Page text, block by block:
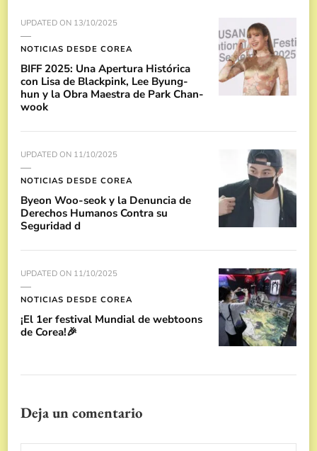
UPDATED ON 13/10/2025
NOTICIAS DESDE COREA
BIFF 2025: Una Apertura Histórica
con Lisa de Blackpink, Lee Byung-
hun y la Obra Maestra de Park Chan-
wook
UPDATED ON 11/10/2025
NOTICIAS DESDE COREA
Byeon Woo-seok y la Denuncia de
Derechos Humanos Contra su
Seguridad d
UPDATED ON 11/10/2025
NOTICIAS DESDE COREA
¡El 1er festival Mundial de webtoons
de Corea!🎉
Deja un comentario